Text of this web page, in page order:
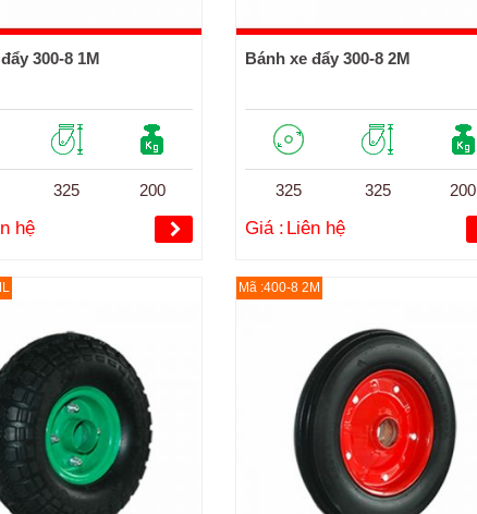
300-8 1M
325 200
hệ
Bánh xe đẩy 300-8 2M
325 325 200
Giá : Liên hệ
Mã :400-8 2M